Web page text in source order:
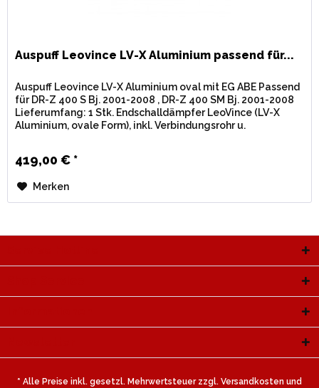
Auspuff Leovince LV-X Aluminium passend für...
Auspuff Leovince LV-X Aluminium oval mit EG ABE Passend
für DR-Z 400 S Bj. 2001-2008 , DR-Z 400 SM Bj. 2001-2008
Lieferumfang: 1 Stk. Endschalldämpfer LeoVince (LV-X
Aluminium, ovale Form), inkl. Verbindungsrohr u.
419,00 € *
Merken
* Alle Preise inkl. gesetzl. Mehrwertsteuer zzgl. Versandkosten und